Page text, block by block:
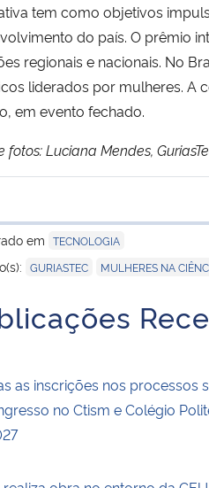
tem como objetivos
do país. O prêmio
regionais e nacionais. No
liderados por mulheres. A
em evento fechado.
fotos: Luciana Mendes,
em TECNOLOGIA
GURIASTEC MULHERES NA
as inscrições nos processos
no Ctism e Colégio